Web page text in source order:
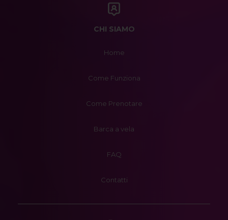
CHI SIAMO
Home
Come Funziona
Come Prenotare
Barca a vela
FAQ
Contatti